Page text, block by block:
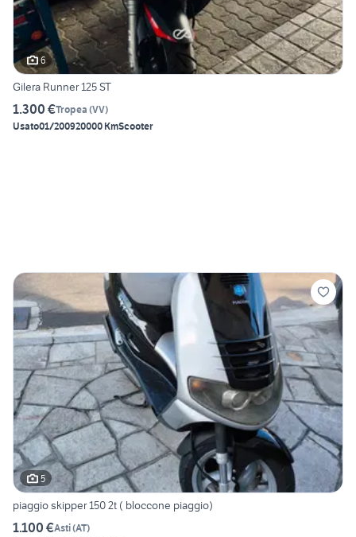
6
Gilera Runner 125 ST
1.300 €Tropea (VV)
Usato01/200920000 KmScooter
5
piaggio skipper 150 2t ( bloccone piaggio)
1.100 €Asti(AT)